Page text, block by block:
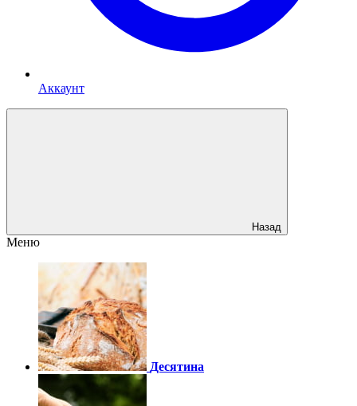
Аккаунт
Назад
Меню
Десятина